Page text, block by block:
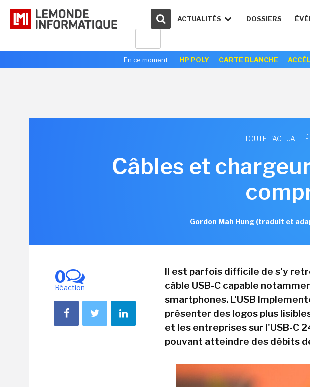
ACTUALITÉS DOSSIERS
En ce moment : HP POLY CARTE BLANCHE
TOUTE L'ACTUALITÉ
Câbles et
Gordon Mah Hung (traduit et
0
Réaction
Il est parfois difficile de s'y
câble USB-C capable
smartphones. L'USB
présenter des logos plus
et les entreprises sur l'USB-C
pouvant atteindre des débits